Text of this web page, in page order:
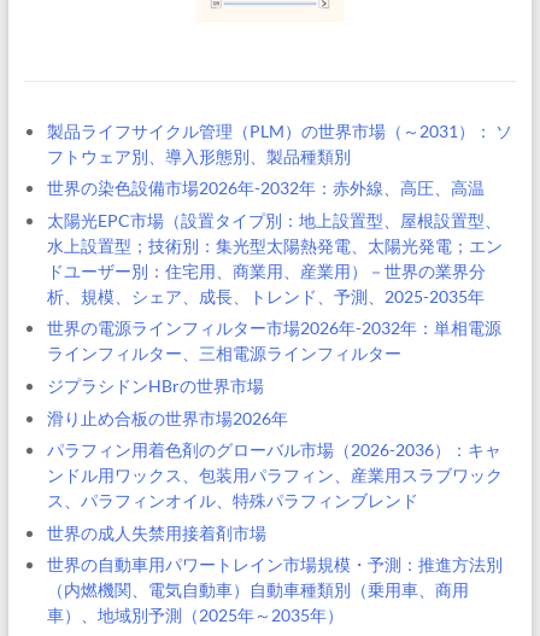
製品ライフサイクル管理（PLM）の世界市場（～2031）： ソ
フトウェア別、導入形態別、製品種類別
世界の染色設備市場2026年-2032年：赤外線、高圧、高温
太陽光EPC市場（設置タイプ別：地上設置型、屋根設置型、
水上設置型；技術別：集光型太陽熱発電、太陽光発電；エン
ドユーザー別：住宅用、商業用、産業用）－世界の業界分
析、規模、シェア、成長、トレンド、予測、2025-2035年
世界の電源ラインフィルター市場2026年-2032年：単相電源
ラインフィルター、三相電源ラインフィルター
ジプラシドンHBrの世界市場
滑り止め合板の世界市場2026年
パラフィン用着色剤のグローバル市場（2026-2036）：キャ
ンドル用ワックス、包装用パラフィン、産業用スラブワック
ス、パラフィンオイル、特殊パラフィンブレンド
世界の成人失禁用接着剤市場
世界の自動車用パワートレイン市場規模・予測：推進方法別
（内燃機関、電気自動車）自動車種類別（乗用車、商用
車）、地域別予測（2025年～2035年）